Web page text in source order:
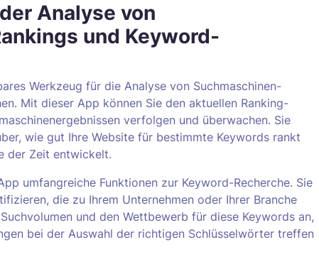
Analyse von
und Keyword-
Werkzeug für die Analyse von Suchmaschinen-
Mit dieser App können Sie den aktuellen Ranking-
verfolgen und überwachen. Sie
wie gut Ihre Website für bestimmte Keywords rankt
der Zeit entwickelt.
umfangreiche Funktionen zur Keyword-Recherche. Sie
die zu Ihrem Unternehmen oder Ihrer Branche
und den Wettbewerb für diese Keywords an,
bei der Auswahl der richtigen Schlüsselwörter treffen